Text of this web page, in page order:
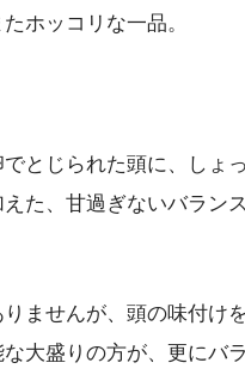
ホッコリな一品。
とじられた頭に、しょ
た、甘過ぎないバラン
ませんが、頭の味付け
大盛りの方が、更にバ